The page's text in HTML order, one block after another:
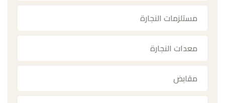
مستلزمات النجارة
معدات النجارة
مقابض